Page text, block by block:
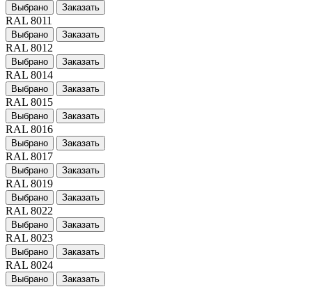
Выбрано Заказать
RAL 8011
Выбрано Заказать
RAL 8012
Выбрано Заказать
RAL 8014
Выбрано Заказать
RAL 8015
Выбрано Заказать
RAL 8016
Выбрано Заказать
RAL 8017
Выбрано Заказать
RAL 8019
Выбрано Заказать
RAL 8022
Выбрано Заказать
RAL 8023
Выбрано Заказать
RAL 8024
Выбрано Заказать